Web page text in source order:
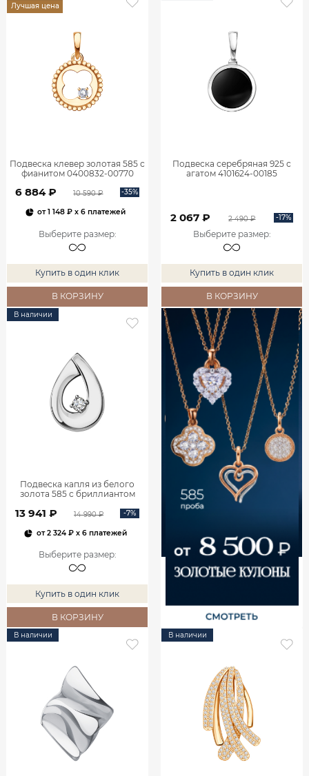
Лучшая цена
Подвеска клевер золотая 585 с
фианитом 0400832-00770
6 884 ₽ 10 590 ₽ -35%
от1 148 ₽ x 6 платежей
Выберите размер:
Купить в один клик
В КОРЗИНУ
Подвеска серебряная 925 с
агатом 4101624-00185
2 067 ₽ 2 490 ₽ -17%
Выберите размер:
Купить в один клик
В КОРЗИНУ
В наличии
Подвеска капля из белого
золота 585 с бриллиантом
13 941 ₽ 14 990 ₽ -7%
от2 324 ₽x 6 платежей
Выберите размер:
Купить в один клик
В КОРЗИНУ
В наличии В наличии